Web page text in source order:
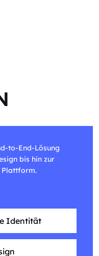
to-End-Lösung
bis hin zur
Plattform.
Identität